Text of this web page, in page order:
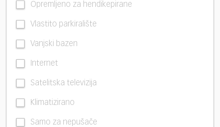
Opremljeno za hendikepirane
Vlastito parkiralište
Vanjski bazen
Internet
Satelitska televizija
Klimatizirano
Samo za nepušače